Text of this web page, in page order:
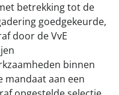
betrekking tot de
goedgekeurde,
door de VvE
binnen
mandaat aan een